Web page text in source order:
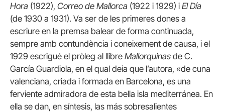
Hora (1922), Correo de Mallorca (1922 i 1929) i El Día
(de 1930 a 1931). Va ser de les primeres dones a
escriure en la premsa balear de forma continuada,
sempre amb contundència i coneixement de causa, i el
1929 escrigué el pròleg al llibre Mallorquinas de C.
García Guardiola, en el qual deia que l’autora, «de cuna
valenciana, criada i formada en Barcelona, es una
ferviente admiradora de esta bella isla mediterránea. En
ella se dan, en síntesis, las más sobresalientes